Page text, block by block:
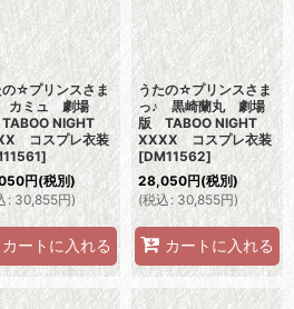
絞り込む
の☆プリンスさま
カミュ 劇場
NIGHT
コスプレ衣装
]
円(税別)
: 30,855円)
カートに入れる
うたの☆プリンスさま
っ♪ 黒崎蘭丸 劇場
版 TABOO NIGHT
XXXX コスプレ衣装
[DM11562]
28,050円(税別)
(税込: 30,855円)
カートに入れる